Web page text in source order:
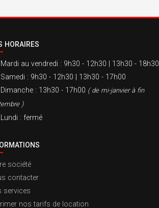
HORAIRES
Mardi au vendredi : 9h30 - 12h30 | 13h30 - 18h30
Samedi : 9h30 - 12h30 | 13h30 - 17h00
Dimanche : 13h30 - 17h00 ( de mi-janvier à fin
)
Lundi : fermé
société
contacter
services
nos tarifs de location